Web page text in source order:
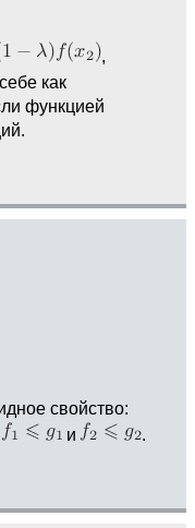
,
как
функцией
свойство:
и .